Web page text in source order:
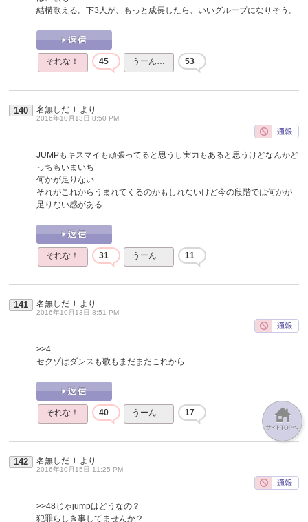
結構歌える。下3人が、もっと成長したら、いいグループになりそう。
それな！ 45 うーん… 53
140 名無しだＪ より
2016年10月13日 8:50 PM
JUMPもキスマイも頑張ってると思うし実力もあると思うけどなんかど
っちもいまいち
何かが足りない
それがこれからうまれてくるのかもしれないけど今の段階では何かが
足りない感がある
それな！ 31 うーん… 11
141 名無しだＪ より
2016年10月13日 8:51 PM
>>4
セクゾはダンスも歌もまだまだこれから
それな！ 40 うーん… 17
142 名無しだＪ より
2016年10月15日 11:25 PM
>>48じゃjumpはどうなの？
犯罪らしき事してませんか？